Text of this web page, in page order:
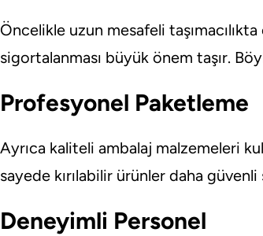
Öncelikle uzun mesafeli
sigortalanması büyük önem taşır.
Profesyonel Paketleme
Ayrıca kaliteli ambalaj malzemeleri
sayede kırılabilir ürünler daha güvenli
Deneyimli Personel